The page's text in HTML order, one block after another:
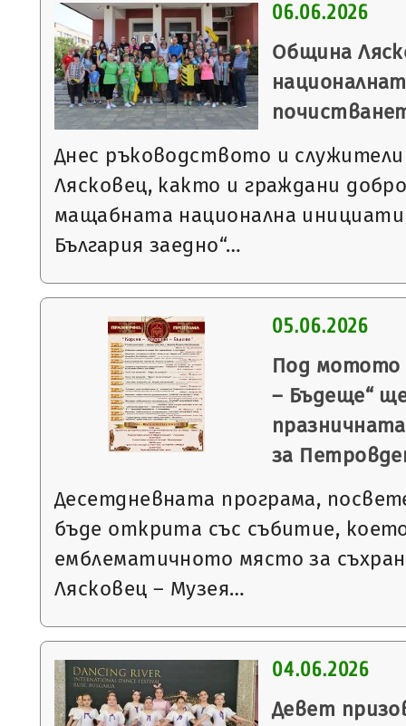
06.06.2026
Община
Днес ръководството и
Лясковец, както и граждани
мащабната национална
България заедно“…
05.06.2026
Под мотото
– Бъдеще“
за
Десетдневната програма,
бъде открита със събитие,
емблематичното място за
Лясковец – Музея…
04.06.2026
Девет